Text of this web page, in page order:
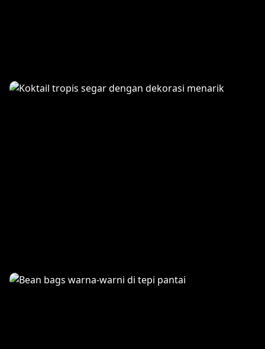
Infinity Pool Vista
Signature Cocktails